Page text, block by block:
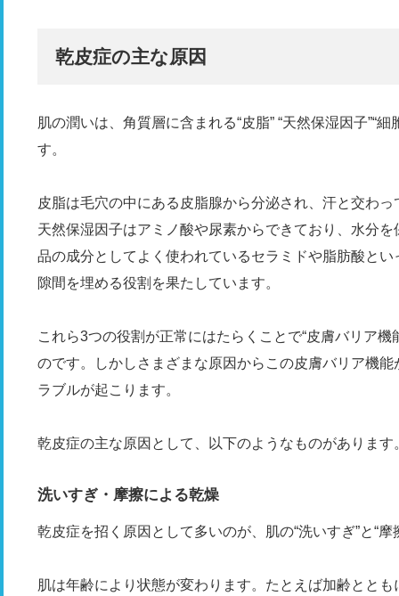
乾皮症の主な原因
肌の潤いは、角質層に含まれる“皮脂” “天然保湿因子”“
す。
皮脂は毛穴の中にある皮脂腺から分泌され、汗と交わ
天然保湿因子はアミノ酸や尿素からできており、水分
品の成分としてよく使われているセラミドや脂肪酸と
隙間を埋める役割を果たしています。
これら3つの役割が正常にはたらくことで“皮膚バリア
のです。しかしさまざまな原因からこの皮膚バリア機
ラブルが起こります。
乾皮症の主な原因として、以下のようなものがあります
洗いすぎ・摩擦による乾燥
乾皮症を招く原因として多いのが、肌の“洗いすぎ”と“摩
肌は年齢により状態が変わります。たとえば加齢とと